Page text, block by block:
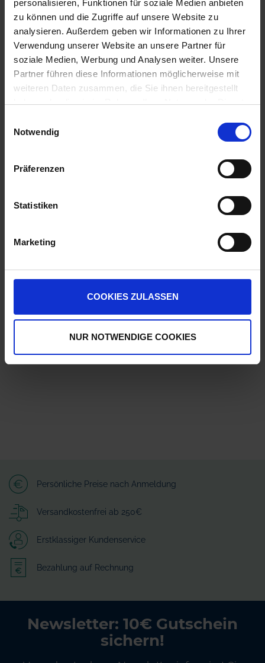
personalisieren, Funktionen für soziale Medien anbieten
zu können und die Zugriffe auf unsere Website zu
analysieren. Außerdem geben wir Informationen zu Ihrer
Verwendung unserer Website an unsere Partner für
soziale Medien, Werbung und Analysen weiter. Unsere
Partner führen diese Informationen möglicherweise mit
weiteren Daten zusammen, die Sie ihnen bereitgestellt
haben oder die sie im Rahmen Ihrer Nutzung der Dienste
Notwendig
Präferenzen
Statistiken
Marketing
COOKIES ZULASSEN
NUR NOTWENDIGE COOKIES
Phacelia Saatgut
zzgl. MwSt.
IN DEN
Buchweizen
Esculentum
zzgl. MwSt.
2,15 € / kg
IN DEN
Ausverkauft!
Jetzt 8 Ährenpunkte pro 25 kg Sack sichern.
Persönliche Preise nach Anmeldung
Versandkostenfrei ab 250€
Erstklassiger Kundenservice
Bezahlung auf Rechnung
Newsletter: 10€ Gutschein
sichern!